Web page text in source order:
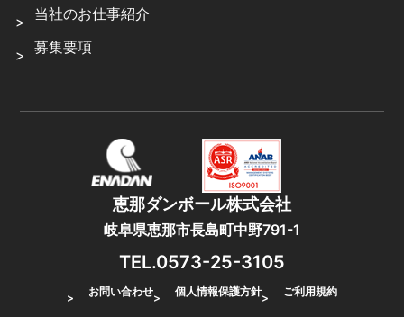
当社のお仕事紹介
募集要項
恵那ダンボール株式会社
岐阜県恵那市長島町中野791-1
TEL.0573-25-3105
お問い合わせ 個人情報保護方針 ご利用規約